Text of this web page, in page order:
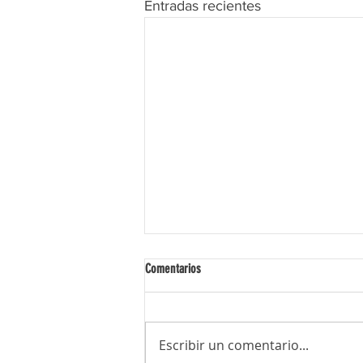
Entradas recientes
Comentarios
Escribir un comentario...